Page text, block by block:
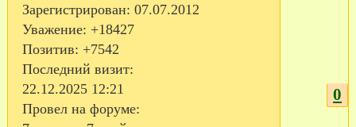
Зарегистрирован: 07.07.2012
Уважение: +18427
Позитив: +7542
Последний визит:
22.12.2025 12:21
Провел на форуме:
0